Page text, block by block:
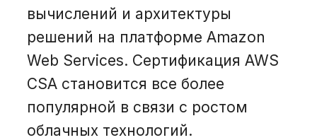
вычислений и архитектуры
решений на платформе Amazon
Web Services. Сертификация AWS
CSA становится все более
популярной в связи с ростом
облачных технологий.